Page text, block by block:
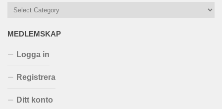
MEDLEMSKAP
Logga in
Registrera
Ditt konto